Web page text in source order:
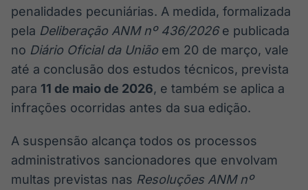
penalidades pecuniárias. A medida, formalizada
pela Deliberação ANM nº 436/2026e publicada
no Diário Oficial da União em 20 de março, vale
até a conclusão dos estudos técnicos, prevista
para 11 de maio de 2026, e também se aplica a
infrações ocorridas antes da sua edição.
A suspensão alcança todos os processos
administrativos sancionadores que envolvam
multas previstas nas Resoluções ANM nº